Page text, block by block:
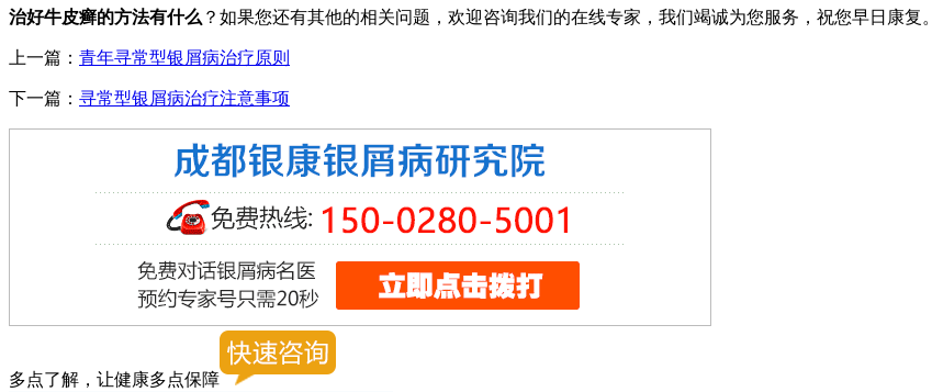
治好牛皮癣的方法有什么 ？如果您还有其他的相关问题，欢迎咨询我们的在线专家，我们竭诚为您服务，祝您早日康复。
上一篇： 青年寻常型银屑病治疗原则
下一篇： 寻常型银屑病治疗注意事项
多点了解，让健康多点保障